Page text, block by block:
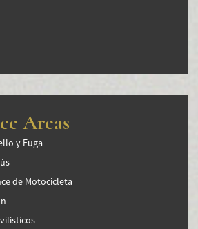
Areas
y Fuga
de Motocicleta